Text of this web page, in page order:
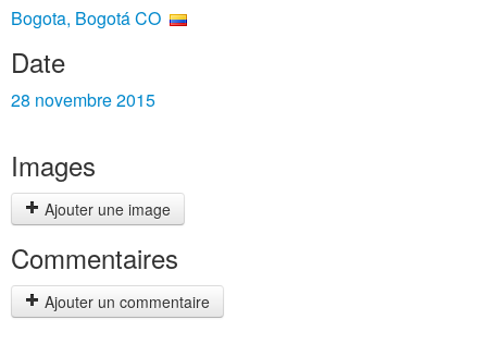
Bogota, Bogotá CO
Date
28 novembre 2015
Images
Ajouter une image
Commentaires
Ajouter un commentaire